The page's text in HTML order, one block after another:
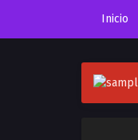
Inicio